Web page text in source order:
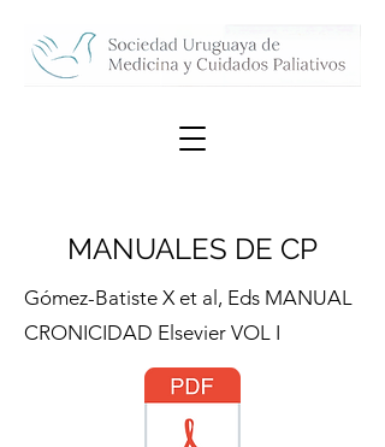
MANUALES DE CP
Gómez-Batiste X et al, Eds MANUAL
CRONICIDAD Elsevier VOL I